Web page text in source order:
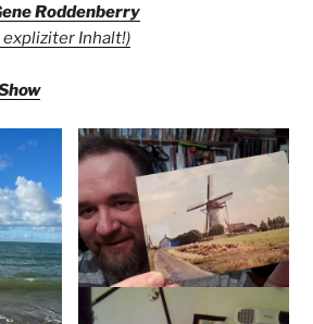
Roddenberry
expliziter Inhalt!)